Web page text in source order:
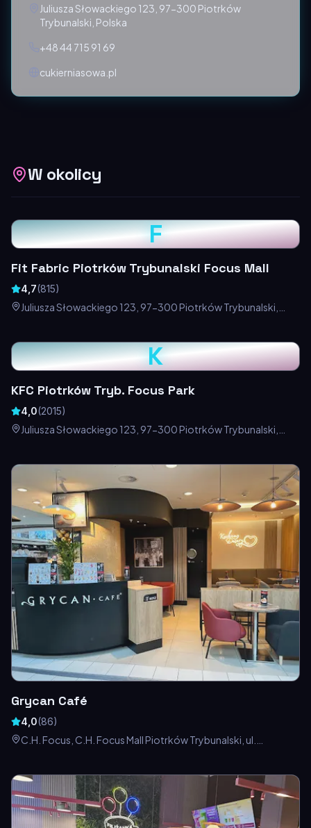
Juliusza Słowackiego 123, 97-300 Piotrków
Trybunalski, Polska
+48 44 715 91 69
cukierniasowa.pl
W okolicy
F
Fit Fabric Piotrków Trybunalski Focus Mall
4,7(815)
Juliusza Słowackiego 123, 97-300 Piotrków Trybunalski,
K
KFC Piotrków Tryb. Focus Park
4,0(2015)
Juliusza Słowackiego 123, 97-300 Piotrków Trybunalski,
Grycan Café
4,0(86)
C.H. Focus, C.H. Focus Mall Piotrków Trybunalski, ul.